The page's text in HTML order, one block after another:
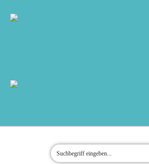
MOIN!
TERMINE